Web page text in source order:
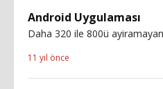
Android Uygulaması
Daha 320 ile 800ü
11 yıl önce